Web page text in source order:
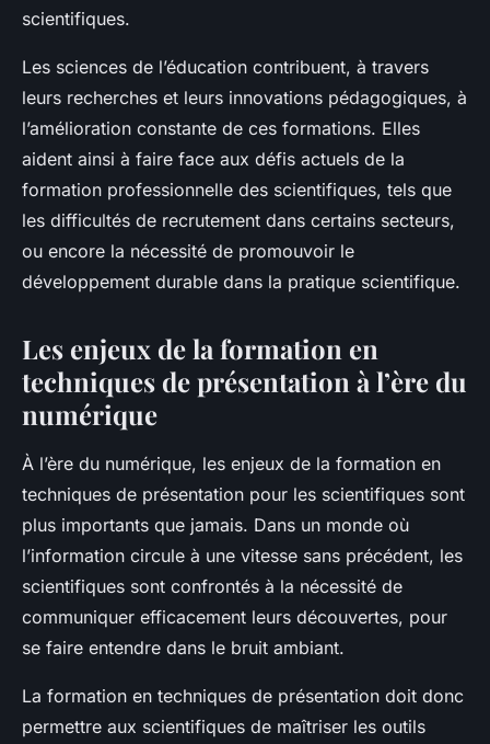
scientifiques.
Les sciences de l’éducation contribuent, à travers
leurs recherches et leurs innovations pédagogiques, à
l’amélioration constante de ces formations. Elles
aident ainsi à faire face aux défis actuels de la
formation professionnelle des scientifiques, tels que
les difficultés de recrutement dans certains secteurs,
ou encore la nécessité de promouvoir le
développement durable dans la pratique scientifique.
Les enjeux de la formation en
techniques de présentation à l’ère du
numérique
À l’ère du numérique, les enjeux de la formation en
techniques de présentation pour les scientifiques sont
plus importants que jamais. Dans un monde où
l’information circule à une vitesse sans précédent, les
scientifiques sont confrontés à la nécessité de
communiquer efficacement leurs découvertes, pour
se faire entendre dans le bruit ambiant.
La formation en techniques de présentation doit donc
permettre aux scientifiques de maîtriser les outils